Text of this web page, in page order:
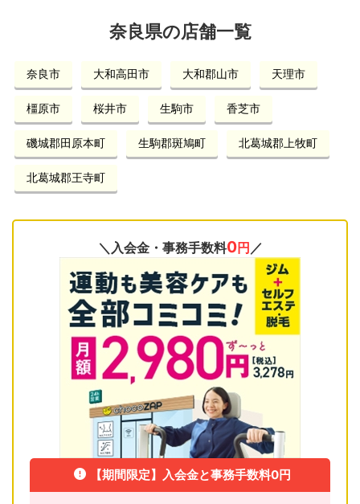
奈良県の店舗一覧
奈良市 大和高田市 大和郡山市 天理市
橿原市 桜井市 生駒市 香芝市
磯城郡田原本町 生駒郡斑鳩町 北葛城郡上牧町
北葛城郡王寺町
＼入会金・事務手数料0円 ／
【期間限定】入会金と事務手数料0円